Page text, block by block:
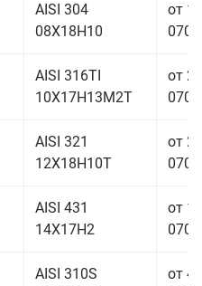
AISI 304
08Х18Н10
от
AISI 316TI
10Х17Н13М2Т
от
AISI 321
12Х18Н10Т
от
AISI 431
14Х17Н2
от
AISI 310S
от